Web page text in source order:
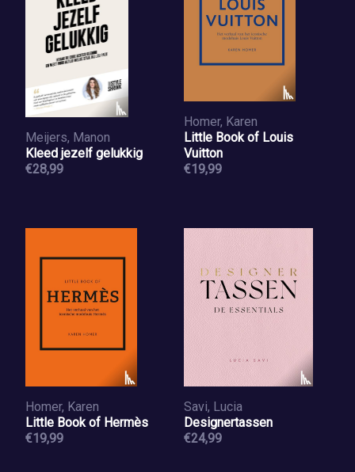
Meijers, Manon
Kleed jezelf gelukkig
€28,99
Homer, Karen
Little Book of Louis
Vuitton
€19,99
Homer, Karen
Little Book of Hermès
€19,99
Savi, Lucia
Designertassen
€24,99